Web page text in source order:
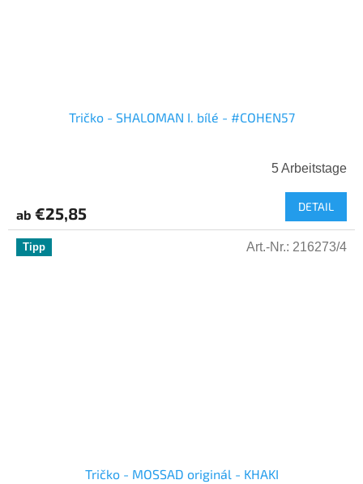
Tričko - SHALOMAN I. bílé - #COHEN57
5 Arbeitstage
ab €25,85 DETAIL
Tipp
Tričko - MOSSAD originál - KHAKI
Art.-Nr.: 216273/4